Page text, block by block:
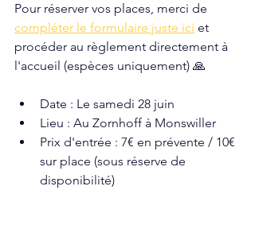
Pour réserver vos places, merci de
compléter le formulaire juste ici et
procéder au règlement directement à
l'accueil (espèces uniquement) 🙏
Date : Le samedi 28 juin
Lieu : Au Zornhoff à Monswiller
Prix d'entrée : 7€ en prévente / 10€
sur place (sous réserve de
disponibilité)